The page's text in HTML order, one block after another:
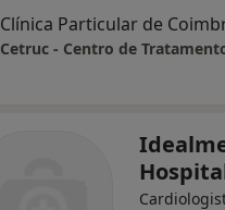
Cetruc - Centro de